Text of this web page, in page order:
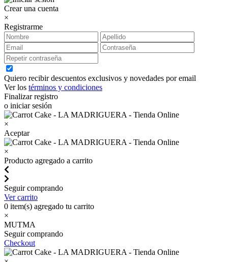
Crear una cuenta
×
Registrarme
Quiero recibir descuentos exclusivos y novedades por email
Ver los términos y condiciones
Finalizar registro
o iniciar sesión
×
Aceptar
×
Producto agregado a carrito
Seguir comprando
Ver carrito
0 item(s) agregado tu carrito
×
MUTMA
Seguir comprando
Checkout